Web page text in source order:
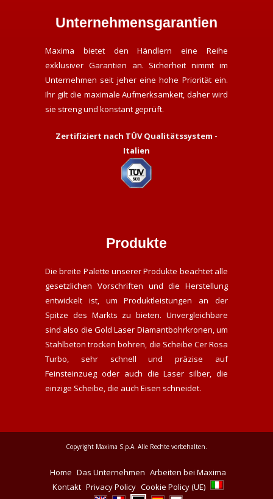
Unternehmensgarantien
Maxima bietet den Händlern eine Reihe
exklusiver Garantien an. Sicherheit nimmt im
Unternehmen seit jeher eine hohe Priorität ein.
Ihr gilt die maximale Aufmerksamkeit, daher wird
sie streng und konstant geprüft.
Zertifiziert nach TÜV Qualitätssystem -
Italien
Produkte
Die breite Palette unserer Produkte beachtet alle
gesetzlichen Vorschriften und die Herstellung
entwickelt ist, um Produktleistungen an der
Spitze des Markts zu bieten. Unvergleichbare
sind also die Gold Laser Diamantbohrkronen, um
Stahlbeton trocken bohren, die Scheibe Cer Rosa
Turbo, sehr schnell und präzise auf
Feinsteinzueg oder auch die Laser silber, die
einzige Scheibe, die auch Eisen schneidet.
Copyright Maxima S.p.A. Alle Rechte vorbehalten.
Home Das Unternehmen Arbeiten bei Maxima
Kontakt Privacy Policy Cookie Policy (UE)